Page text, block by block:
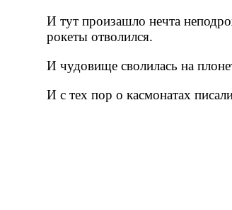
И тут произашло нечта
рокеты отволился.
И чудовище сволилась на
И с тех пор о касмонатах